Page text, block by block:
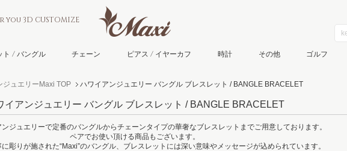
3D CUSTOMIZE
ト / バングル チェーン ピアス / イヤーカフ 時計 その他 ゴルフ
ジュエリーMaxi TOP ハワイアンジュエリー バングル ブレスレット / BANGLE BRACELET
イアンジュエリー バングル ブレスレット / BANGLE BRACELET
ジュエリーで定番のバングルからチェーンタイプの華奢なブレスレットまでご用意しております。
ペアでお使い頂ける商品もございます。
彫りが施された“Maxi”のバングル、ブレスレットには深い意味やメッセージが込められています。